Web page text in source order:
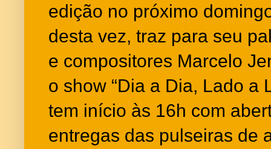
edição no próximo
desta vez, traz para seu
e compositores Marcelo
o show “Dia a Dia, Lado a
tem início às 16h com
entregas das pulseiras de